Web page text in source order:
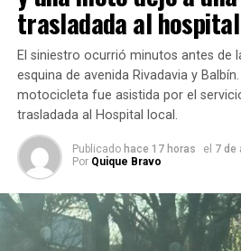
TEMAS RELACIONADOS: ACCIDENTE
RUTA NACIONAL 34
SINIESTRO DE
SIGUIENTE
Sunchales: robaron una
fue recuperada horas después
trasladada al hospital
El siniestro ocurrió minutos antes de
esquina de avenida Rivadavia y
motocicleta fue asistida por el
trasladada al Hospital local.
Publicado hace 17 horas el 7 de
Por Quique Bravo